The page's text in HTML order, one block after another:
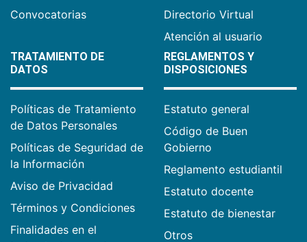
Convocatorias
Directorio Virtual
Atención al usuario
TRATAMIENTO DE
DATOS
Políticas de Tratamiento
de Datos Personales
Políticas de Seguridad de
la Información
Aviso de Privacidad
Términos y Condiciones
Finalidades en el
REGLAMENTOS Y
DISPOSICIONES
Estatuto general
Código de Buen
Gobierno
Reglamento estudiantil
Estatuto docente
Estatuto de bienestar
Otros